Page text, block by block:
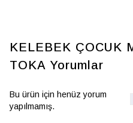
KELEBEK ÇOCUK
TOKA Yorumlar
Bu ürün için henüz yorum
yapılmamış.